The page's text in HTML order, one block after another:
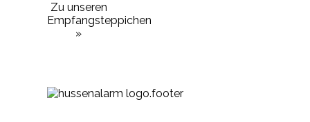
Zu unseren
Empfangsteppichen
»